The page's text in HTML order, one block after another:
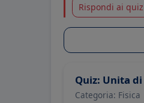
Rispondi ai
Quiz: Unita
Categoria: Fisica